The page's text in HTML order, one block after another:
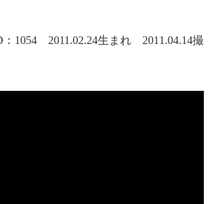
1054 2011.02.24生まれ 2011.04.14撮